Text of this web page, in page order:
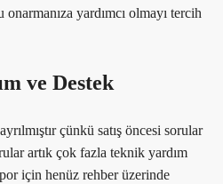
yardımcı olmayı tercih
ve Destek
çünkü satış öncesi sorular
artık çok fazla teknik yardım
için henüz rehber üzerinde